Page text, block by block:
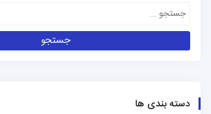
دسته بندی ها